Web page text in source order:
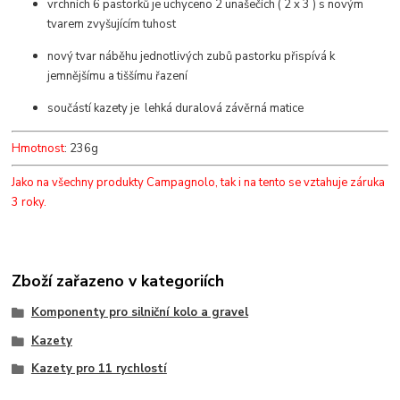
vrchních 6 pastorků je uchyceno 2 unašečích ( 2 x 3 ) s novým
tvarem zvyšujícím tuhost
nový tvar náběhu jednotlivých zubů pastorku přispívá k
jemnějšímu a tiššímu řazení
součástí kazety je lehká duralová závěrná matice
Hmotnost: 236g
Jako na všechny produkty Campagnolo, tak i na tento se vztahuje záruka
3 roky.
Zboží zařazeno v kategoriích
Komponenty pro silniční kolo a gravel
Kazety
Kazety pro 11 rychlostí